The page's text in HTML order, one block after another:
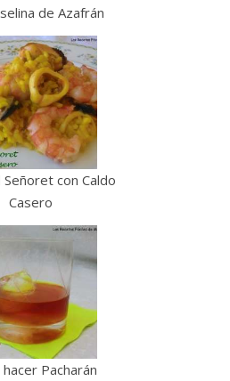
de Azafrán
con Caldo
Casero
Pacharán